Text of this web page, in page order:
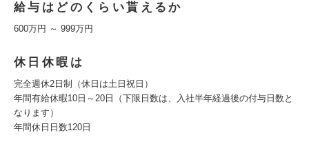
給与はどのくらい貰えるか
600万円 ～ 999万円
休日休暇は
完全週休2日制（休日は土日祝日）
年間有給休暇10日～20日（下限日数は、入社半年経過後の付与日数と
なります）
年間休日日数120日